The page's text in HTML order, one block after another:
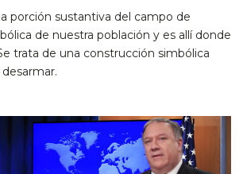
porción sustantiva del campo de
de nuestra población y es allí donde
trata de una construcción simbólica